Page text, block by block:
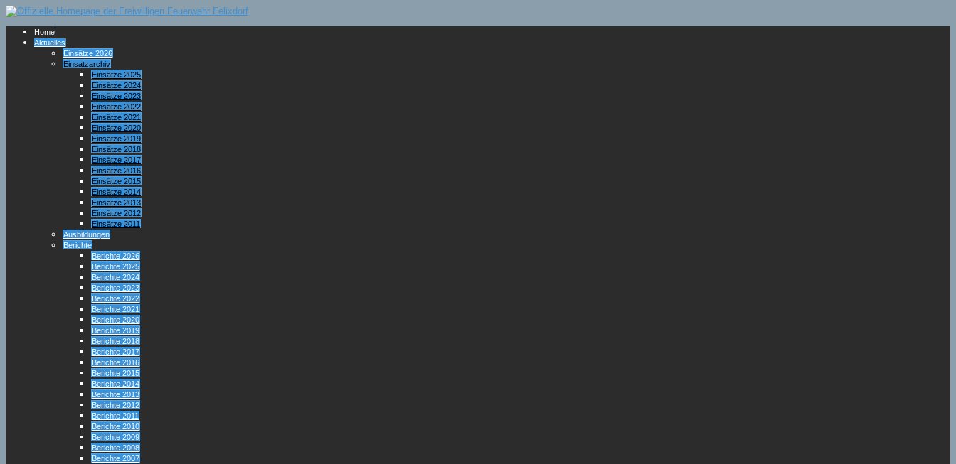
Home
Aktuelles
Einsätze 2026
Einsatzarchiv
Einsätze 2025
Einsätze 2024
Einsätze 2023
Einsätze 2022
Einsätze 2021
Einsätze 2020
Einsätze 2019
Einsätze 2018
Einsätze 2017
Einsätze 2016
Einsätze 2015
Einsätze 2014
Einsätze 2013
Einsätze 2012
Einsätze 2011
Ausbildungen
Berichte
Berichte 2026
Berichte 2025
Berichte 2024
Berichte 2023
Berichte 2022
Berichte 2021
Berichte 2020
Berichte 2019
Berichte 2018
Berichte 2017
Berichte 2016
Berichte 2015
Berichte 2014
Berichte 2013
Berichte 2012
Berichte 2011
Berichte 2010
Berichte 2009
Berichte 2008
Berichte 2007